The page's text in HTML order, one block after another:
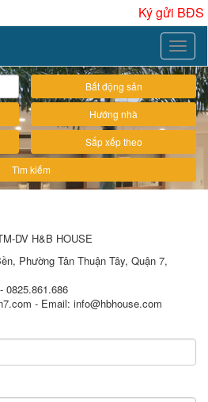
Ký gửi BĐS
Toggle
Bất động sản
Hướng nhà
Sắp xếp theo
Tìm kiếm
H&B HOUSE
Phường Tân Thuận Tây, Quận 7,
0825.861.686
- Email: info@hbhouse.com